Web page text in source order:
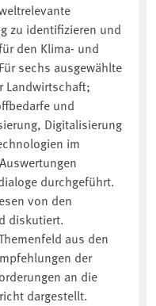
zu identifizieren und
den Klima- und
sechs ausgewählte
Landwirtschaft;
und
Digitalisierung
im
durchgeführt.
von den
diskutiert.
aus den
der
an die
dargestellt.